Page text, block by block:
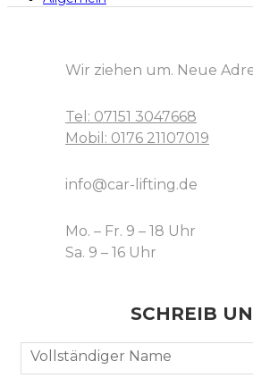
Wir ziehen um. Neue
Tel: 07151 3047668
Mobil: 0176 21107019
info@car-lifting.de
Mo. – Fr. 9 – 18 Uhr
Sa. 9 – 16 Uhr
SCHREIB